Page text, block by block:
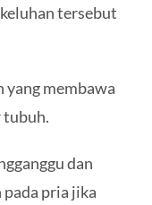
tersebut
membawa
tubuh.
dan
pria jika